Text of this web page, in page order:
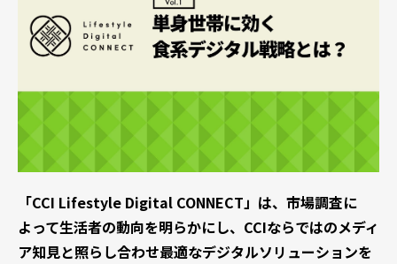
「CCI Lifestyle Digital CONNECT」は、市場調査に
よって生活者の動向を明らかにし、CCIならではのメディ
ア知見と照らし合わせ最適なデジタルソリューションを